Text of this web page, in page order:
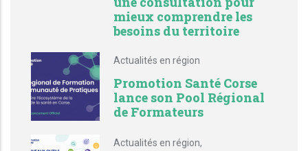
mieux comprendre les
besoins du territoire
Actualités en région
Promotion Santé Corse
lance son Pool Régional
de Formateurs
Actualités en région,